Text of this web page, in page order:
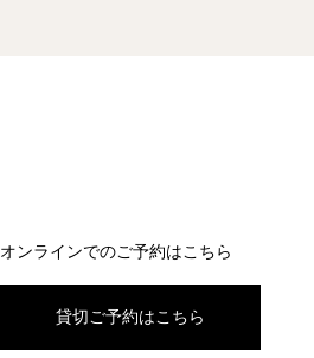
オンラインでのご予約はこちら
貸切ご予約はこちら